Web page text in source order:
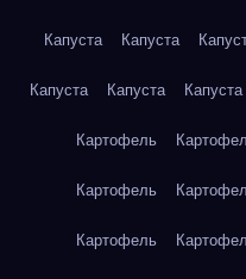
Капуста Капуста
Капуста Капуста Капуста
Картофель
Картофель
Картофель